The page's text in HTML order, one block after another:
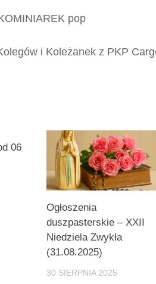
pop
i Koleżanek z PKP
06
Ogłoszenia
duszpasterskie – XXII
Niedziela Zwykła
(31.08.2025)
30 SIERPNIA 2025